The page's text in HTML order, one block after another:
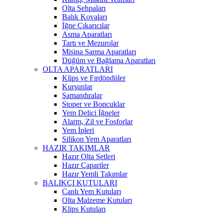
Olta Sehpaları
Balık Kovaları
İğne Çıkarıcılar
Asma Aparatları
Tartı ve Mezurolar
Misina Sarma Aparatları
Düğüm ve Bağlama Aparatları
OLTA APARATLARI
Klips ve Fırdöndüler
Kurşunlar
Şamandıralar
Stoper ve Boncuklar
Yem Delici İğneler
Alarm, Zil ve Fosforlar
Yem İpleri
Silikon Yem Aparatları
HAZIR TAKIMLAR
Hazır Olta Setleri
Hazır Çapariler
Hazır Yemli Takımlar
BALIKÇI KUTULARI
Canlı Yem Kutuları
Olta Malzeme Kutuları
Klips Kutuları